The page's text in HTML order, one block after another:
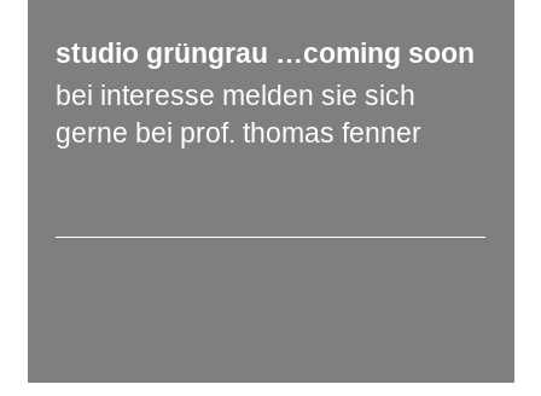
studio grüngrau …coming soon
bei interesse melden sie sich
gerne bei prof. thomas fenner